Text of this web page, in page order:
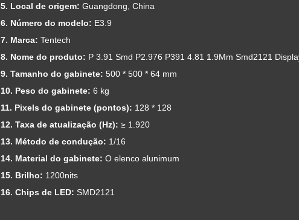
5. Local de origem: Guangdong, China
6. Número do modelo: E3.9
7. Marca: Tentech
8. Nome do produto: P 3.91 Smd P2.976 P391 4.81 1.9Mm Smd2121
9. Tamanho do gabinete: 500 * 500 * 64 mm
10. Peso do gabinete: 6 kg
11. Pixels do gabinete (pontos): 128 * 128
12. Taxa de atualização (Hz): ≥ 1.920
13. Método de condução: 1/16
14. Material do gabinete: O elenco alunimum
15. Brilho: 1200nits
16. Chips de LED: SMD2121